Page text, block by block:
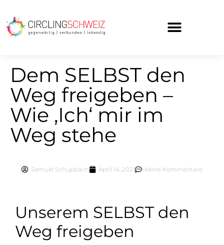
Dem SELBST den
Weg freigeben –
Wie ‚Ich‘ mir im
Weg stehe
Samuel Schüpbach April 14, 2021 Keine Kommentare
Unserem SELBST den
Weg freigeben